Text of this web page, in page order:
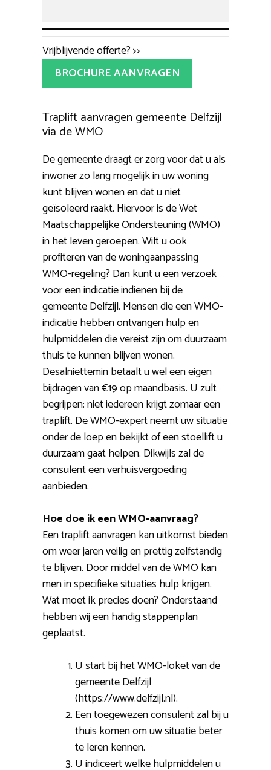
Vrijblijvende offerte? >>
BROCHURE AANVRAGEN
Traplift aanvragen gemeente Delfzijl
via de WMO
De gemeente draagt er zorg voor dat u als
inwoner zo lang mogelijk in uw woning
kunt blijven wonen en dat u niet
geïsoleerd raakt. Hiervoor is de Wet
Maatschappelijke Ondersteuning (WMO)
in het leven geroepen. Wilt u ook
profiteren van de woningaanpassing
WMO-regeling? Dan kunt u een verzoek
voor een indicatie indienen bij de
gemeente Delfzijl. Mensen die een WMO-
indicatie hebben ontvangen hulp en
hulpmiddelen die vereist zijn om duurzaam
thuis te kunnen blijven wonen.
Desalniettemin betaalt u wel een eigen
bijdragen van €19 op maandbasis. U zult
begrijpen: niet iedereen krijgt zomaar een
traplift. De WMO-expert neemt uw situatie
onder de loep en bekijkt of een stoellift u
duurzaam gaat helpen. Dikwijls zal de
consulent een verhuisvergoeding
aanbieden.
Hoe doe ik een WMO-aanvraag?
Een traplift aanvragen kan uitkomst bieden
om weer jaren veilig en prettig zelfstandig
te blijven. Door middel van de WMO kan
men in specifieke situaties hulp krijgen.
Wat moet ik precies doen? Onderstaand
hebben wij een handig stappenplan
geplaatst.
U start bij het WMO-loket van de
gemeente Delfzijl
(https://www.delfzijl.nl).
Een toegewezen consulent zal bij u
thuis komen om uw situatie beter
te leren kennen.
U indiceert welke hulpmiddelen u